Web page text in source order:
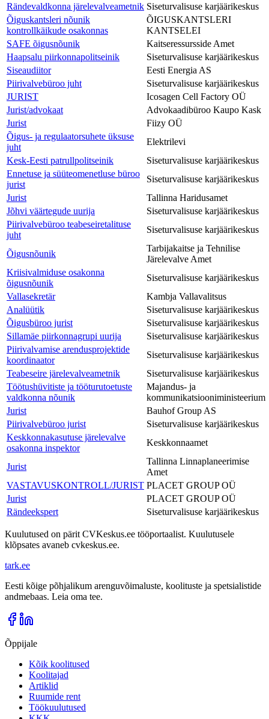
Rändevaldkonna järelevalveametnik Siseturvalisuse karjäärikeskus
Õiguskantsleri nõunik
kontrollkäikude osakonnas
ÕIGUSKANTSLERI
KANTSELEI
SAFE õigusnõunik
Kaitseressursside Amet
Haapsalu piirkonnapolitseinik
Siseturvalisuse karjäärikeskus
Siseaudiitor
Eesti Energia AS
Piirivalvebüroo juht
Siseturvalisuse karjäärikeskus
JURIST
Icosagen Cell Factory OÜ
Jurist/advokaat
Advokaadibüroo Kaupo Kask
Jurist
Fiizy OÜ
Õigus- ja regulaatorsuhete üksuse
juht
Elektrilevi
Kesk-Eesti patrullpolitseinik
Siseturvalisuse karjäärikeskus
Ennetuse ja süüteomenetluse büroo
jurist
Siseturvalisuse karjäärikeskus
Jurist
Tallinna Haridusamet
Jõhvi väärtegude uurija
Siseturvalisuse karjäärikeskus
Piirivalvebüroo teabeseiretalituse
juht
Siseturvalisuse karjäärikeskus
Õigusnõunik
Tarbijakaitse ja Tehnilise
Järelevalve Amet
Kriisivalmiduse osakonna
õigusnõunik
Siseturvalisuse karjäärikeskus
Vallasekretär
Kambja Vallavalitsus
Analüütik
Siseturvalisuse karjäärikeskus
Õigusbüroo jurist
Siseturvalisuse karjäärikeskus
Sillamäe piirkonnagrupi uurija
Siseturvalisuse karjäärikeskus
Piirivalvamise arendusprojektide
koordinaator
Siseturvalisuse karjäärikeskus
Teabeseire järelevalveametnik
Siseturvalisuse karjäärikeskus
Töötushüvitiste ja tööturutoetuste
valdkonna nõunik
Majandus- ja
kommunikatsiooniministeerium
Jurist
Bauhof Group AS
Piirivalvebüroo jurist
Siseturvalisuse karjäärikeskus
Keskkonnakasutuse järelevalve
osakonna inspektor
Keskkonnaamet
Jurist
Tallinna Linnaplaneerimise
Amet
VASTAVUSKONTROLL/JURIST PLACET GROUP OÜ
Jurist
PLACET GROUP OÜ
Rändeekspert
Siseturvalisuse karjäärikeskus
Kuulutused on pärit CVKeskus.ee tööportaalist. Kuulutusele
klõpsates avaneb cvkeskus.ee.
tark.ee
Eesti kõige põhjalikum arenguvõimaluste, koolituste ja spetsialistide
andmebaas. Leia oma tee.
Õppijale
Kõik koolitused
Koolitajad
Artiklid
Ruumide rent
Töökuulutused